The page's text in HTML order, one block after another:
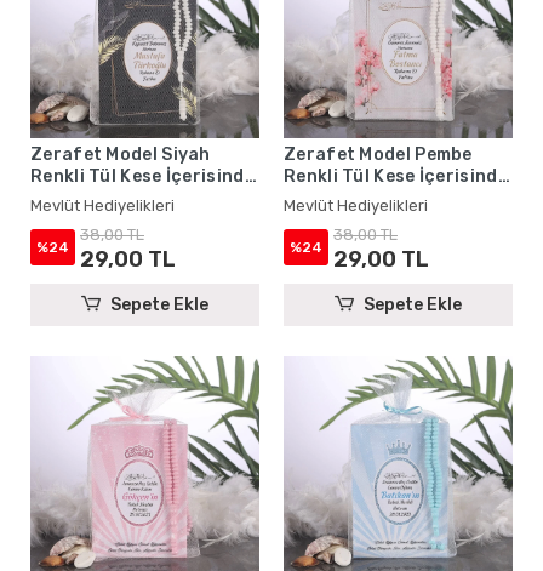
Zerafet Model Siyah
Renkli Tül Kese İçerisinde
Yasin Kitabı ve Tesbih -
Mevlüt Hediyelikleri
Mevlüt Hediyelikleri
%24
38,00 TL
29,00 TL
Sepete Ekle
Zerafet Model Pembe
Renkli Tül Kese İçerisinde
Yasin Kitabı ve Tesbih -
Mevlüt Hediyelikleri
Mevlüt Hediyelikleri
%24
38,00 TL
29,00 TL
Sepete Ekle